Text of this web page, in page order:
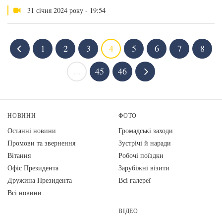
31 січня 2024 року - 19:54
1 2 3 4 5 6 7
8
45 46
НОВИНИ
Останні новини
Промови та звернення
Вiтання
Офіс Президента
Дружина Президента
Всі новини
ФОТО
Громадські заходи
Зустрічі й наради
Робочі поїздки
Зарубіжні візити
Всі галереї
ВІДЕО